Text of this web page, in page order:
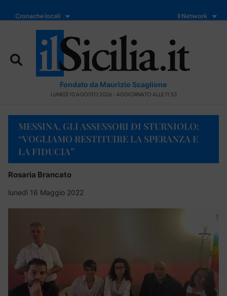
Cronache locali Il Network
Fondato da Maurizio Scaglione
LUNEDÌ 10 AGOSTO 2026 - AGGIORNATO ALLE 11:53
MESSINA, GLI ASSESSORI DI STURNIOLO:
“VOGLIAMO RESTITUIRE LA SPERANZA E
LA FIDUCIA”
Rosaria Brancato
lunedì 16 Maggio 2022